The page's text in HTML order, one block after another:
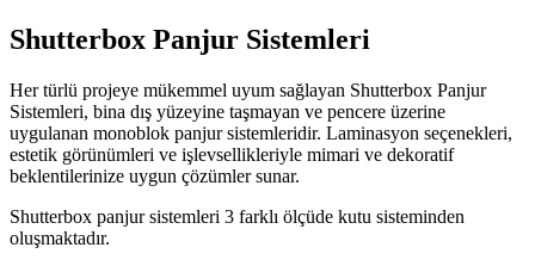
Shutterbox Panjur Sistemleri
Her türlü projeye mükemmel uyum sağlayan Shutterbox Panjur
Sistemleri, bina dış yüzeyine taşmayan ve pencere üzerine
uygulanan monoblok panjur sistemleridir. Laminasyon seçenekleri,
estetik görünümleri ve işlevsellikleriyle mimari ve dekoratif
beklentilerinize uygun çözümler sunar.
Shutterbox panjur sistemleri 3 farklı ölçüde kutu sisteminden
oluşmaktadır.